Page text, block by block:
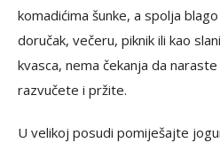
komadićima šunke, a spolja
doručak, večeru, piknik ili kao
kvasca, nema čekanja da
razvučete i pržite.
U velikoj posudi pomiješajte